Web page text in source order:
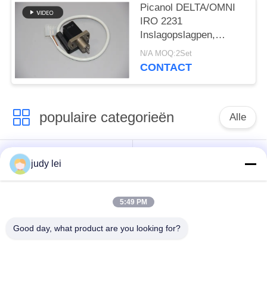
Picanol DELTA/OMNI
IRO 2231
Inslagopslagpen,
JWAV-1000
Weefgetouw
Elektromagnetische
N/A MOQ:2Set
CONTACT
populaire categorieën Alle
wevend
weefgetouwvervangstukken
rapierweefgetouw
het Airjetweefgetouw
judy lei
5:49 PM
Good day, what product are you looking for?